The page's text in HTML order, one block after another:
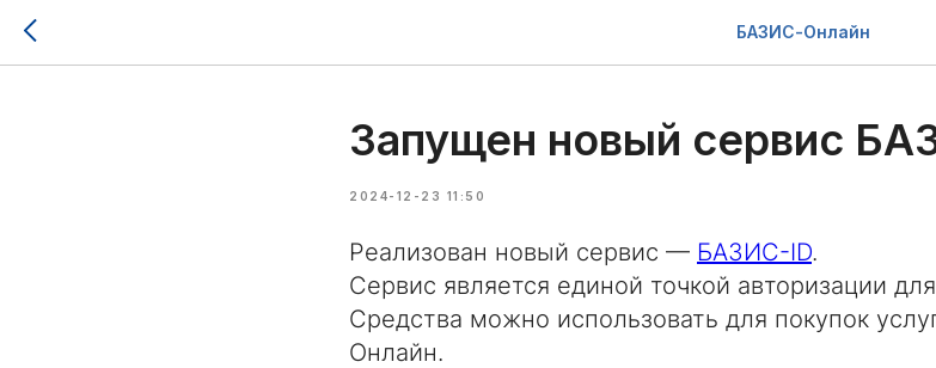
БАЗИС-Онлайн
Запущен новый сервис
2024-12-23 11:50
Реализован новый сервис — БАЗИС-ID.
Сервис является единой точкой авторизации
Средства можно использовать для покупок
Онлайн.